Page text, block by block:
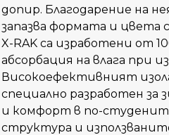
допир. Благодарение на
запазва формата и цвета
X-RAK са изработени от
абсорбация на влага при
Високоефективният
специално разработен за
и комфорт в по-
структура и